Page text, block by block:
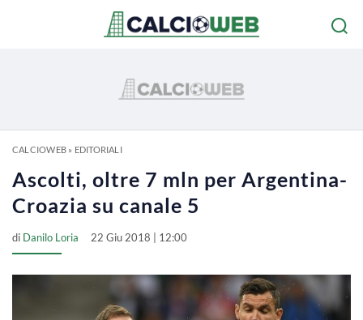
CALCIOWEB» EDITORIALI
Ascolti, oltre 7 mln per Argentina-
Croazia su canale 5
di Danilo Loria 22 Giu 2018 | 12:00